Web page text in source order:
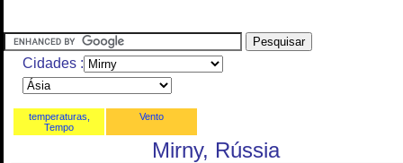
Cidades :
temperaturas,
Tempo
Vento
Mirny, Rússia